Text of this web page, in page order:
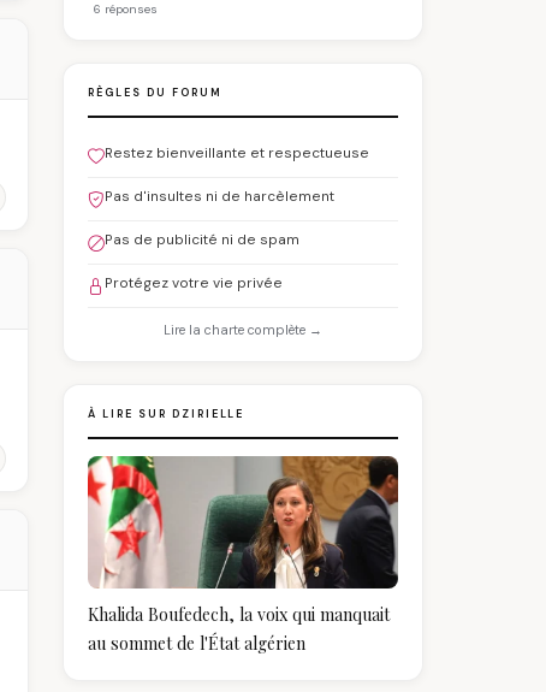
6 réponses
RÈGLES DU FORUM
Restez bienveillante et respectueuse
Pas d'insultes ni de harcèlement
Pas de publicité ni de spam
Protégez votre vie privée
Lire la charte complète →
À LIRE SUR DZIRIELLE
Khalida Boufedech, la voix qui manquait
au sommet de l'État algérien